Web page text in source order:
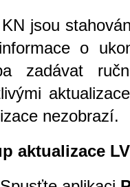
jsou
o
zadávat
nezobrazí.
aktualizace